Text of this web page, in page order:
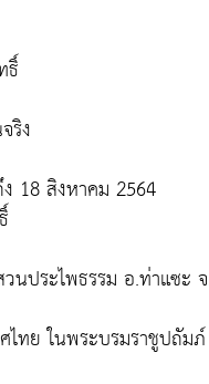
ธิ์
ริง
18 สิงหาคม 2564
ประไพธรรม อ.ท่าแซะ
ทย ในพระบรมราชูปถัมภ์